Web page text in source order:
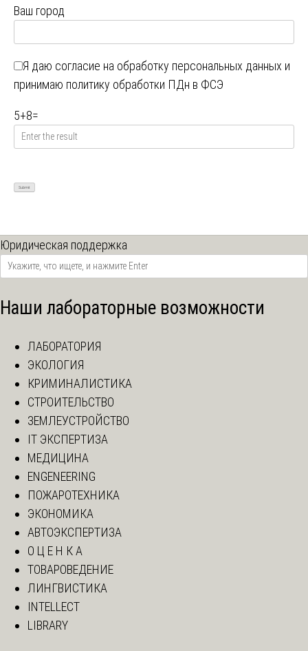
Ваш город
Я даю согласие на обработку персональных данных и
принимаю политику обработки ПДн в ФСЭ
5+8=
Юридическая поддержка
Наши лабораторные возможности
ЛАБОРАТОРИЯ
ЭКОЛОГИЯ
КРИМИНАЛИСТИКА
СТРОИТЕЛЬСТВО
ЗЕМЛЕУСТРОЙСТВО
IT ЭКСПЕРТИЗА
МЕДИЦИНА
ENGENEERING
ПОЖАРОТЕХНИКА
ЭКОНОМИКА
АВТОЭКСПЕРТИЗА
О Ц Е Н К А
ТОВАРОВЕДЕНИЕ
ЛИНГВИСТИКА
INTELLECT
LIBRARY